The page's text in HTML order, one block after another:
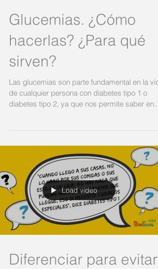
Glucemias. ¿Cómo
hacerlas? ¿Para qué
sirven?
Las glucemias son parte fundamental en la
de cualquier persona con diabetes tipo 1 o
diabetes tipo 2, ya que nos permite saber en...
Load video
Diferenciar para evitar